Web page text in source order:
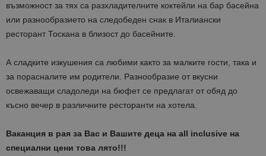
възможност за тях са разхладителните коктейли на бар басейна
или разнообразието на следобеден снак в Италиански
ресторант Тоскана в близост до басейните.
А сладките изкушения са любими както за малките гости, така и
за порасналите им родители. Разнообразие от вкусни
освежаващи сладоледи на бюфет се предлагат от обяд до
късно вечер в различните ресторанти на хотела.
Ваканция в рая за Вас и Вашите деца на all inclusive на
специални цени това лято!!!